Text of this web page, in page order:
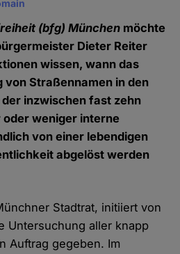
(bfg) München möchte
Dieter Reiter
wissen, wann das
von Straßennamen in den
inzwischen fast zehn
weniger interne
von einer lebendigen
abgelöst werden
Stadtrat, initiiert von
Untersuchung aller knapp
Auftrag gegeben. Im